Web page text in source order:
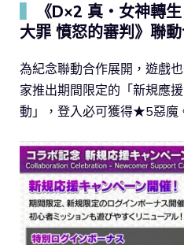
《D×2 真・女神轉
大罪 憤怒的審判》聯
為紀念聯動合作展開，遊戲
家推出期間限定的「新規應
動」，登入必可獲得★5惡魔